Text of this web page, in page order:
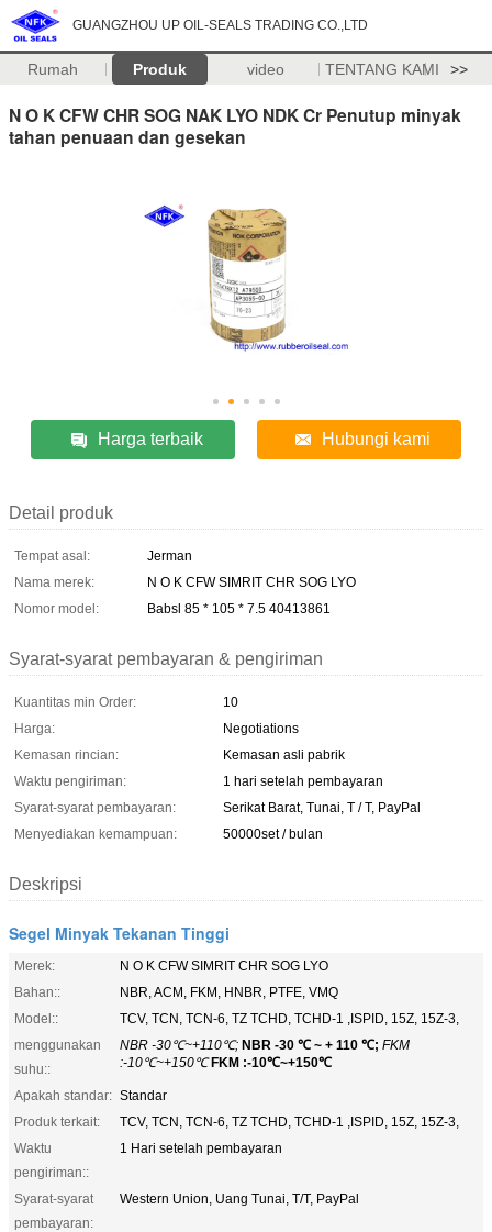
GUANGZHOU UP OIL-SEALS TRADING CO.,LTD
Rumah Produk video TENTANG KAMI >>
N O K CFW CHR SOG NAK LYO NDK Cr Penutup minyak
tahan penuaan dan gesekan
Harga terbaik Hubungi kami
Detail produk
Tempat asal:
Jerman
Nama merek:
N O K CFW SIMRIT CHR SOG LYO
Nomor model:
Babsl 85 * 105 * 7.5 40413861
Syarat-syarat pembayaran & pengiriman
Kuantitas min Order:
10
Harga:
Negotiations
Kemasan rincian:
Kemasan asli pabrik
Waktu pengiriman:
1 hari setelah pembayaran
Syarat-syarat pembayaran:
Serikat Barat, Tunai, T / T, PayPal
Menyediakan kemampuan:
50000set / bulan
Deskripsi
Segel Minyak Tekanan Tinggi
Merek:
N O K CFW SIMRIT CHR SOG LYO
Bahan::
NBR, ACM, FKM, HNBR, PTFE, VMQ
Model::
TCV, TCN, TCN-6, TZ TCHD, TCHD-1 ,ISPID, 15Z, 15Z-3,
menggunakan
suhu::
NBR -30℃~+110℃; NBR -30 ℃ ~ + 110 ℃; FKM
:-10℃~+150℃ FKM :-10℃~+150℃
Apakah standar: Standar
Produk terkait:
TCV, TCN, TCN-6, TZ TCHD, TCHD-1 ,ISPID, 15Z, 15Z-3,
Waktu
pengiriman::
1 Hari setelah pembayaran
Syarat-syarat
pembayaran:
Western Union, Uang Tunai, T/T, PayPal